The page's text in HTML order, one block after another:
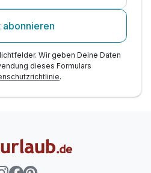
abonnieren
Wir geben Deine Daten
dieses Formulars
.